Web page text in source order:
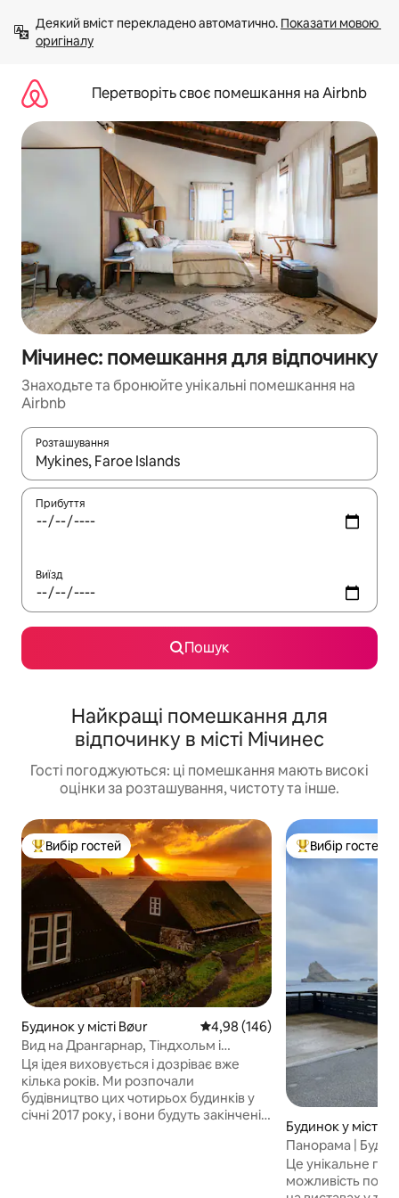
вмісту
Деякий вміст перекладено автоматично. Показати мовою
оригіналу
Перетворіть своє помешкання на Airbnb
Мічинес: помешкання для відпочинку
Знаходьте та бронюйте унікальні помешкання на
Airbnb
Розташування
Отримавши результати пошуку, використовуйте для
Прибуття
Виїзд
Пошук
Найкращі помешкання для
відпочинку в місті Мічинес
Гості погоджуються: ці помешкання мають високі
оцінки за розташування, чистоту та інше.
Топ вибір гостей
Вибір гостей
Будинок у місті Bøur Середня оцінка: 4,98 з 5,
4,98 (146)
Вид на Дрангарнар, Тіндхольм і
Микінес
Ця ідея виховується і дозріває вже
кілька років. Ми розпочали
будівництво цих чотирьох будинків у
січні 2017 року, і вони будуть закінчені в
Топ вибір гостей
Вибір гостей
Будинок у місті
Панорама |
Дрангарнір і
Це унікальне
можливість